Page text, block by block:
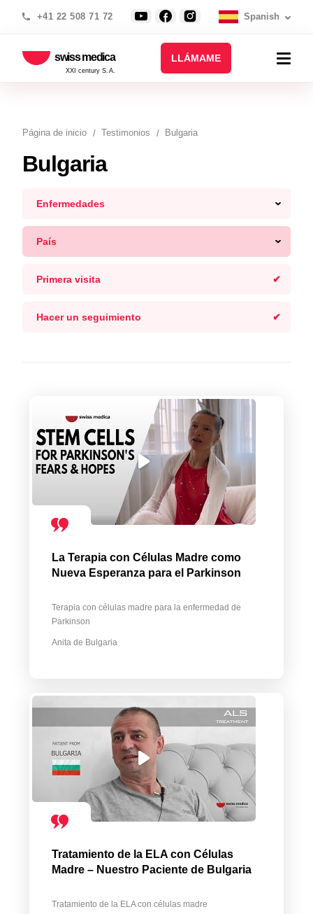
+41 22 508 71 72 Spanish
swiss medica
XXI century S.A.
LLÁMAME
Página de inicio Testimonios Bulgaria
Bulgaria
Enfermedades
País
Primera visita
Hacer un seguimiento
La Terapia con Células Madre como
Nueva Esperanza para el Parkinson
Terapia con células madre para la enfermedad de
Parkinson
Anita de Bulgaria
Tratamiento de la ELA con Células
Madre – Nuestro Paciente de Bulgaria
Tratamiento de la ELA con células madre